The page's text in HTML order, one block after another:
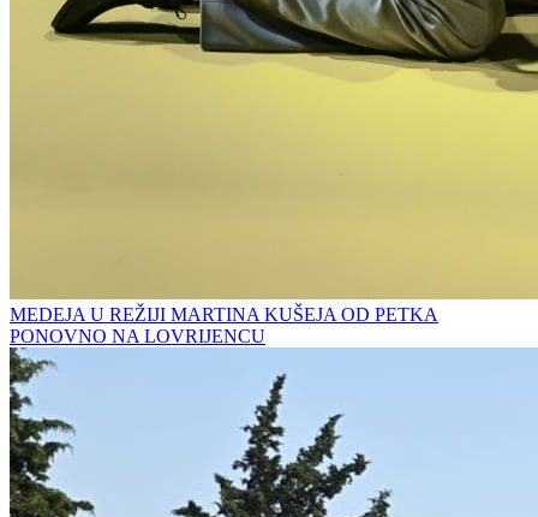
MEDEJA U REŽIJI MARTINA KUŠEJA OD PETKA
PONOVNO NA LOVRIJENCU